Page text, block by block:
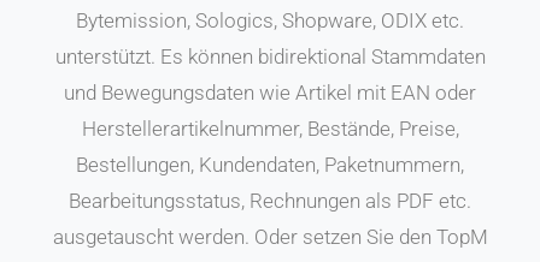
Bytemission, Sologics, Shopware, ODIX etc.
unterstützt. Es können bidirektional Stammdaten
und Bewegungsdaten wie Artikel mit EAN oder
Herstellerartikelnummer, Bestände, Preise,
Bestellungen, Kundendaten, Paketnummern,
Bearbeitungsstatus, Rechnungen als PDF etc.
ausgetauscht werden. Oder setzen Sie den TopM